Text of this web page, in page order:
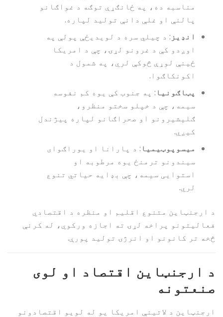
مناسبه ده، په ځانګړې توګه د غواګانو
پالنې او غلې دانې تولید لپاره.
انډیز : د چیلي سره د لویدیځې پولې په
اوږدو کې د غرونو لړۍ، چې د امریکا
ځینې لوړې څوکې لري، په شمول د
اکونکاګوا.
پټاګونیا : په جنوب کې یوه کم نفوسه
سیمه، چې د خپلو سختو منظرو،
ګلیشیرونو او صحراګانو لپاره پیژندل
کیږي.
میسوپوټیمیا : د پارانا او یوراګوای
سیندونو ترمنځ یوه مرطوبه او
استوایی سیمه، چې بډایه حیاتي تنوع
لري.
د ارجنټاین متنوع اقلیم او منظره د اقتصادي
فعالیتونو پراخه لړۍ ته اجازه ورکوي، له کرنې
څخه تر کانونو او انرژۍ تولید پورې.
د ارجنټاین اقتصاد او لوی
صنعتونه
ارجنټاین د لاتینې امریکا یو له لویو اقتصادونو